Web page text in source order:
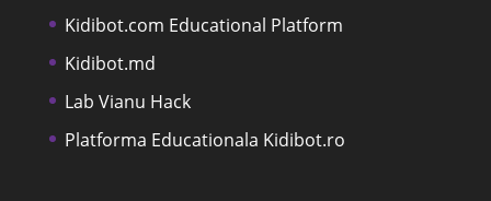
Kidibot.com Educational Platform
Kidibot.md
Lab Vianu Hack
Platforma Educationala Kidibot.ro